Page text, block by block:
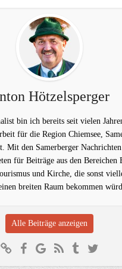
Hötzelsperger
bin ich bereits seit vielen
für die Region Chiemsee,
Mit den Samerberger
für Beiträge aus den Bereichen
und Kirche, die sonst
breiten Raum bekommen
Alle Beiträge anzeigen